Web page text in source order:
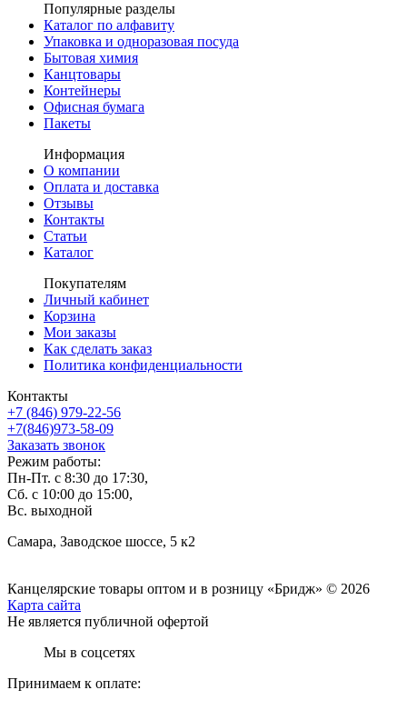
Популярные разделы
Каталог по алфавиту
Упаковка и одноразовая посуда
Бытовая химия
Канцтовары
Контейнеры
Офисная бумага
Пакеты
Информация
О компании
Оплата и доставка
Отзывы
Контакты
Статьи
Каталог
Покупателям
Личный кабинет
Корзина
Мои заказы
Как сделать заказ
Политика конфиденциальности
Контакты
+7 (846) 979-22-56
+7(846)973-58-09
Заказать звонок
Режим работы:
Пн-Пт. с 8:30 до 17:30,
Сб. с 10:00 до 15:00,
Вс. выходной
Самара, Заводское шоссе, 5 к2
Канцелярские товары оптом и в розницу «Бридж» © 2026
Карта сайта
Не является публичной офертой
Мы в соцсетях
Принимаем к оплате: